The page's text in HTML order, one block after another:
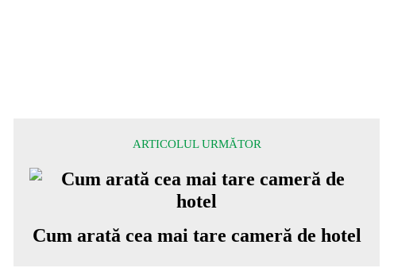
ARTICOLUL URMĂTOR
Cum arată cea mai tare cameră de hotel